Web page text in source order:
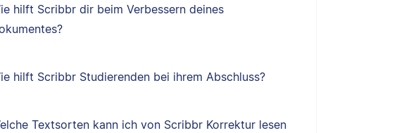
hilft Scribbr dir beim Verbessern deines
hilft Scribbr Studierenden bei ihrem Abschluss?
Textsorten kann ich von Scribbr Korrektur lesen